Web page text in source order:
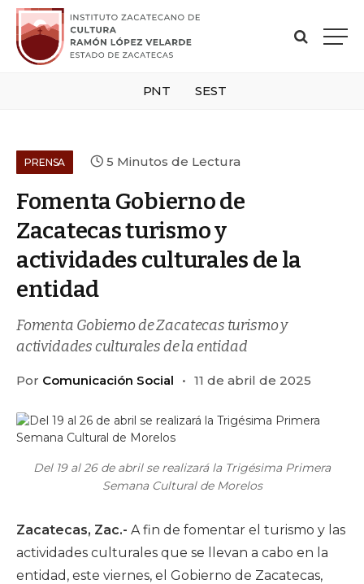
PNT SEST
PRENSA 5 Minutos de Lectura
Fomenta Gobierno de
Zacatecas turismo y
actividades culturales de la
entidad
Fomenta Gobierno de Zacatecas turismo y
actividades culturales de la entidad
Por Comunicación Social 11 de abril de 2025
Del 19 al 26 de abril se realizará la Trigésima Primera
Semana Cultural de Morelos
Zacatecas, Zac.- A fin de fomentar el turismo y las
actividades culturales que se llevan a cabo en la
entidad, este viernes, el Gobierno de Zacatecas,